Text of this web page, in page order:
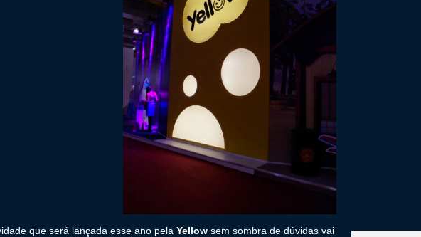
que será lançada esse ano pela Yellow sem sombra de dúvidas vai